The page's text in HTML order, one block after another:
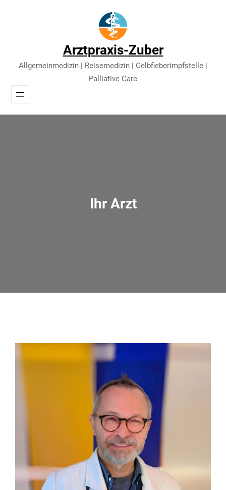
Arztpraxis-Zuber
Allgemeinmedizin | Reisemedizin | Gelbfieberimpfstelle |
Palliative Care
Ihr Arzt